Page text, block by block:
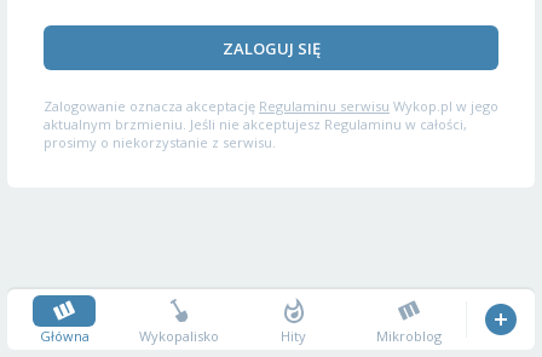
ZALOGUJ SIĘ
Zalogowanie oznacza akceptację Regulaminu serwisu Wykop.pl w jego
aktualnym brzmieniu. Jeśli nie akceptujesz Regulaminu w całości,
prosimy o niekorzystanie z serwisu.
Główna Wykopalisko Hity Mikroblog